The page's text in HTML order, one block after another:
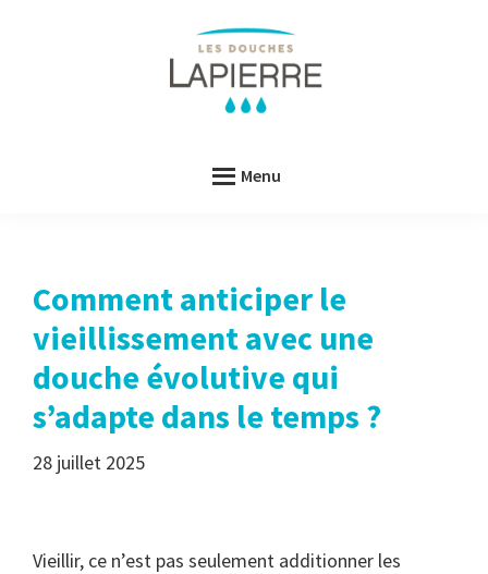
LAPIERRE
Douches
Menu
Comment anticiper le
vieillissement avec une
douche évolutive qui
s’adapte dans le temps ?
28 juillet 2025
Vieillir, ce n’est pas seulement additionner les